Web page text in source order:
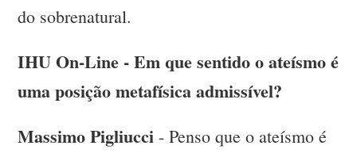
do sobrenatural.
IHU On-Line - Em que sentido o ateísmo é
uma posição metafísica admissível?
Massimo Pigliucci - Penso que o ateísmo é